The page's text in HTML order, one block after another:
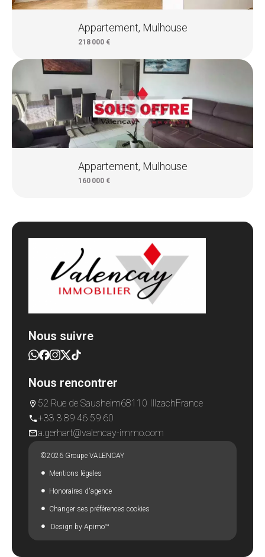
Appartement, Mulhouse
218 000 €
Appartement, Mulhouse
160 000 €
Nous suivre
Nous rencontrer
52 Rue de Sausheim68110 IllzachFrance
+33 3 89 46 59 60
a.gerhart@valencay-immo.com
©2026 Groupe VALENCAY
Mentions légales
Honoraires d'agence
Changer ses préférences cookies
Design by Apimo™